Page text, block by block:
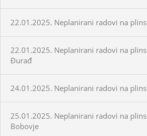
22.01.2025. Neplanirani radovi na
22.01.2025. Neplanirani radovi na
Đurađ
24.01.2025. Neplanirani radovi na
25.01.2025. Neplanirani radovi na
Bobovje